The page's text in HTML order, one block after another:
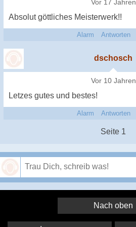
Vor 17 Jahren
Absolut göttliches Meisterwerk!!
Alarm Antworten
dschosch
Vor 10 Jahren
Letzes gutes und bestes!
Alarm Antworten
Seite 1
Nach oben